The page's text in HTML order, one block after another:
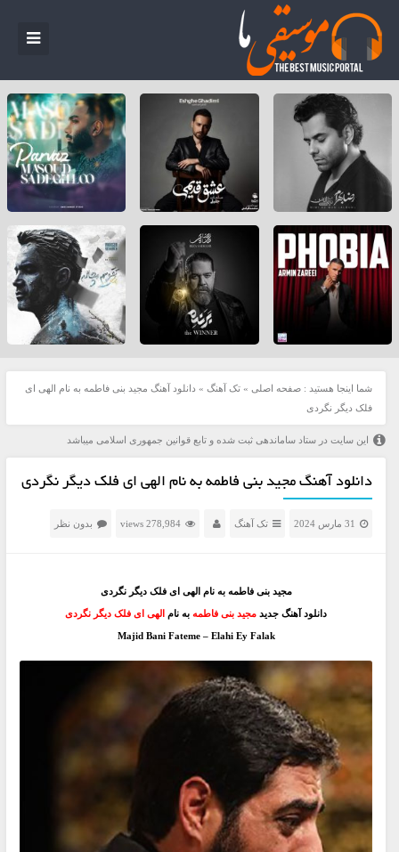
شما اینجا هستید : صفحه اصلی » تک آهنگ » دانلود آهنگ مجید بنی فاطمه به نام الهی ای
فلک دیگر نگردی
این سایت در ستاد ساماندهی ثبت شده و تابع قوانین جمهوری اسلامی میباشد
دانلود آهنگ مجید بنی فاطمه به نام الهی ای فلک دیگر نگردی
31 مارس 2024 تک آهنگ 278,984 views بدون نظر
مجید بنی فاطمه به نام الهی ای فلک دیگر نگردی
دانلود آهنگ جدیدمجید بنی فاطمهبه نام الهی ای فلک دیگر نگردی
Majid Bani Fateme – Elahi Ey Falak